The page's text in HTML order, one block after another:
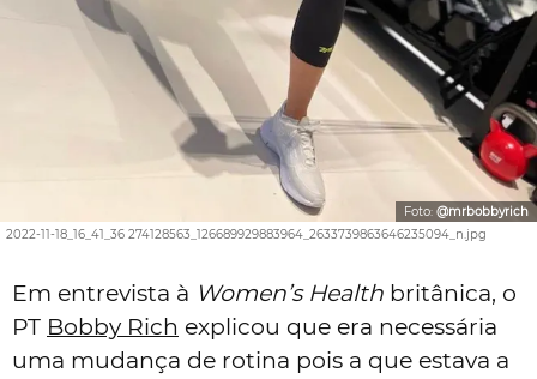
2022-11-18_16_41_36 274128563_126689929883964_2633739863646235094_n.jpg
Foto: @mrbobbyrich
Em entrevista à Women’s Health britânica, o
PT Bobby Rich explicou que era necessária
uma mudança de rotina pois a que estava a